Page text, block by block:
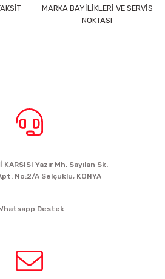
MARKA BAYİLİKLERİ VE SERVİS
NOKTASI
KARSISI Yazır Mh. Sayılan Sk.
No:2/A Selçuklu, KONYA
Destek